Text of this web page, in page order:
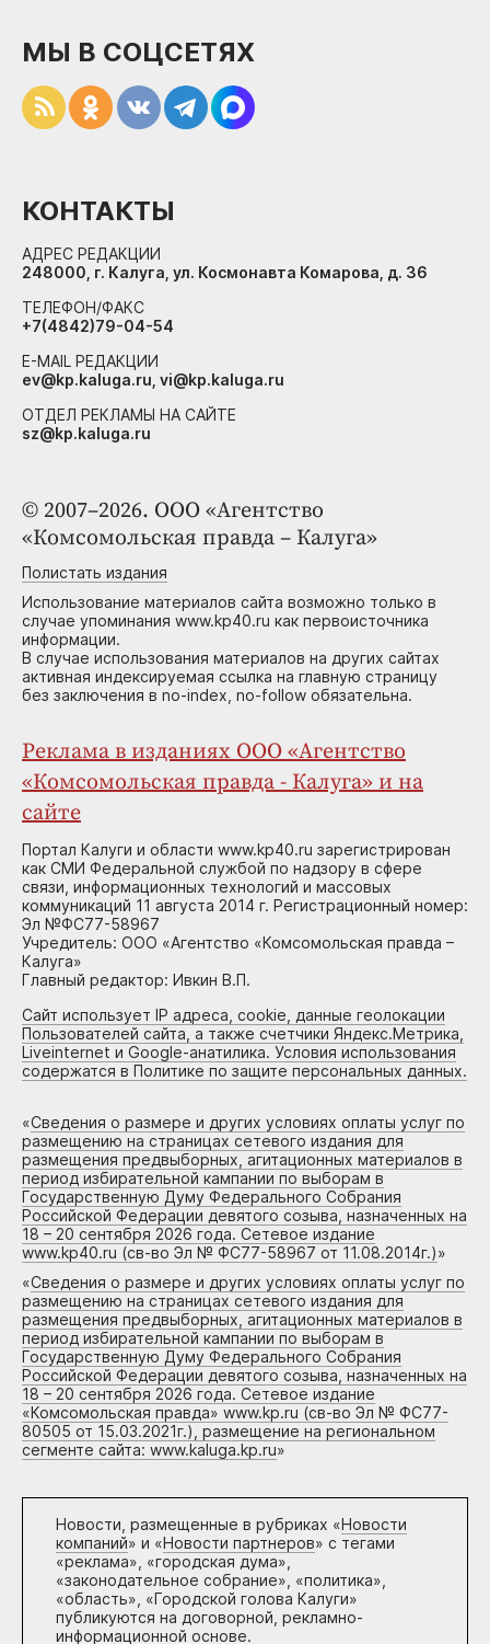
© 2007–2026. ООО «Агентство
«Комсомольская правда – Калуга»
Полистать издания
Использование материалов сайта возможно только в
случае упоминания www.kp40.ru как первоисточника
информации.
В случае использования материалов на других сайтах
активная индексируемая ссылка на главную страницу
без заключения в no-index, no-follow обязательна.
Реклама в изданиях ООО «Агентство
«Комсомольская правда - Калуга» и на
сайте
Портал Калуги и области www.kp40.ru зарегистрирован
как СМИ Федеральной службой по надзору в сфере
связи, информационных технологий и массовых
коммуникаций 11 августа 2014 г. Регистрационный номер:
Эл №ФС77-58967
Учредитель: ООО «Агентство «Комсомольская правда –
Калуга»
Главный редактор: Ивкин В.П.
Сайт использует IP адреса, cookie, данные геолокации
Пользователей сайта, а также счетчики Яндекс.Метрика,
Liveinternet и Google-анатилика. Условия использования
содержатся в Политике по защите персональных данных.
«Сведения о размере и других условиях оплаты услуг по
размещению на страницах сетевого издания для
размещения предвыборных, агитационных материалов в
период избирательной кампании по выборам в
Государственную Думу Федерального Собрания
Российской Федерации девятого созыва, назначенных на
18 – 20 сентября 2026 года. Сетевое издание
www.kp40.ru (св-во Эл № ФС77-58967 от 11.08.2014г.)»
«Сведения о размере и других условиях оплаты услуг по
размещению на страницах сетевого издания для
размещения предвыборных, агитационных материалов в
период избирательной кампании по выборам в
Государственную Думу Федерального Собрания
Российской Федерации девятого созыва, назначенных на
18 – 20 сентября 2026 года. Сетевое издание
«Комсомольская правда» www.kp.ru (св-во Эл № ФС77-
80505 от 15.03.2021г.), размещение на региональном
сегменте сайта: www.kaluga.kp.ru»
Новости, размещенные в рубриках «Новости
компаний» и «Новости партнеров» с тегами
«реклама», «городская дума»,
«законодательное собрание», «политика»,
«область», «Городской голова Калуги»
публикуются на договорной, рекламно-
информационной основе.
МЫ В СОЦСЕТЯХ
КОНТАКТЫ
АДРЕС РЕДАКЦИИ
248000, г. Калуга, ул. Космонавта Комарова, д. 36
ТЕЛЕФОН/ФАКС
+7(4842)79-04-54
E-MAIL РЕДАКЦИИ
ev@kp.kaluga.ru, vi@kp.kaluga.ru
ОТДЕЛ РЕКЛАМЫ НА САЙТЕ
sz@kp.kaluga.ru